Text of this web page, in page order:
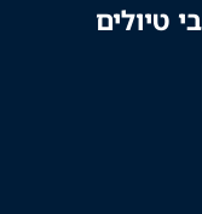
טיולים